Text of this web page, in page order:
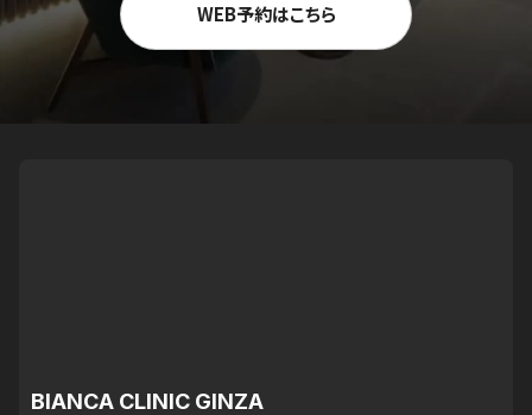
WEB予約はこちら
BIANCA CLINIC GINZA